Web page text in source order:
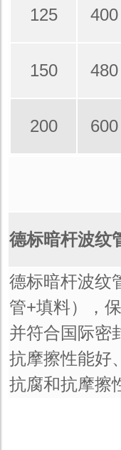
125 400
150 480
200 600
德标暗杆波纹
德标暗杆波纹
管+填料），
并符合国际密
抗摩擦性能好
抗腐和抗摩擦